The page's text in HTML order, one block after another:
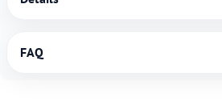
FAQ